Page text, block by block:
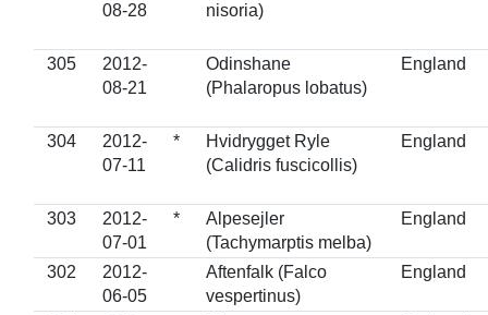
08-28
nisoria)
305
2012-
08-21
Odinshane
(Phalaropus lobatus)
England
304
2012-
07-11
*
Hvidrygget Ryle
(Calidris fuscicollis)
England
303
2012-
07-01
*
Alpesejler
(Tachymarptis melba)
England
302
2012-
06-05
Aftenfalk (Falco
vespertinus)
England